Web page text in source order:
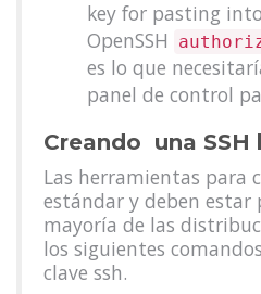
key for pasting into
OpenSSH
es lo que
panel de control
Creando una SSH
Las herramientas para
estándar y deben estar
mayoría de las
los siguientes
clave ssh.